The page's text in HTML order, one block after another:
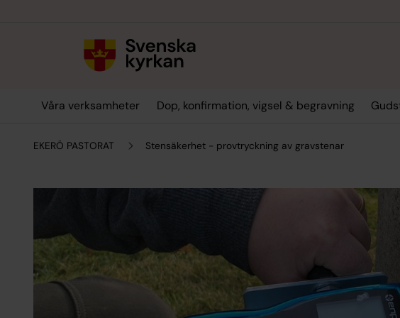
Våra verksamheter Dop, konfirmation, vigsel & begravning
EKERÖ PASTORAT Stensäkerhet - provtryckning av gravstenar